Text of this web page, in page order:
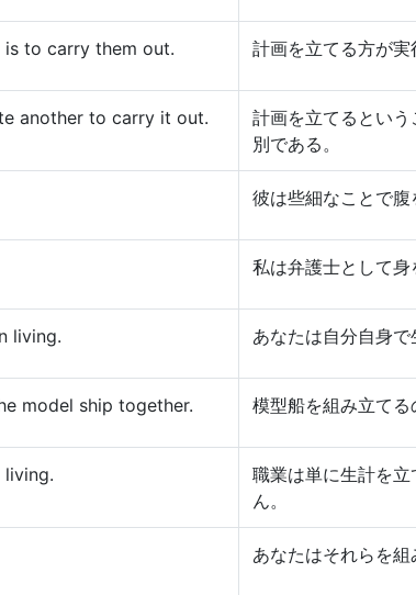
to carry them out. 計画を立てる方が実
another to carry it out.
計画を立てるとい
別である。
彼は些細なことで腹
私は弁護士として身
living. あなたは自分自身で
model ship together. 模型船を組み立てる
living.
職業は単に生計を
ん。
あなたはそれらを組